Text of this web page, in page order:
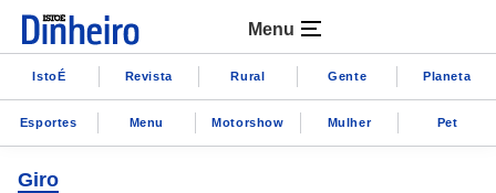
Menu
IstoÉ Revista Rural Gente Planeta
Esportes Menu Motorshow Mulher Pet
Giro